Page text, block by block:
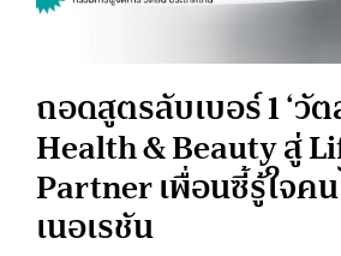
ถอดสูตรลับเบอร์ 1 ‘วัต
Health & Beauty สู่
Partner เพื่อนซี้รู้ใจค
เนอเรชัน